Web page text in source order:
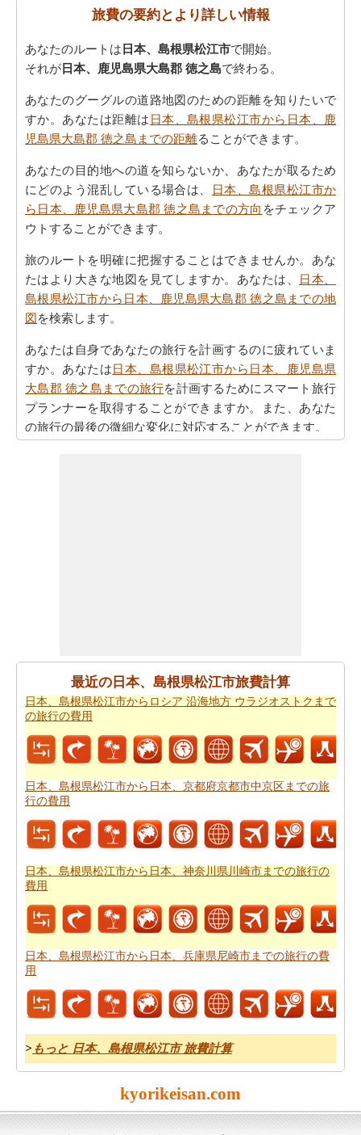
旅費の要約とより詳しい情報
あなたのルートは 日本、島根県松江市で開始。
それが 日本、鹿児島県大島郡 徳之島で終わる。
あなたのグーグルの道路地図のための距離を知りたいで
すか。あなたは距離は 日本、島根県松江市から日本、鹿
児島県大島郡 徳之島までの距離ることができます。
あなたの目的地への道を知らないか、あなたが取るため
にどのよう混乱している場合は、
日本、島根県松江市か
ら日本、鹿児島県大島郡 徳之島までの方向 をチェックア
ウトすることができます。
旅のルートを明確に把握することはできませんか。あな
たはより大きな地図を見てしますか。あなたは、
日本、
島根県松江市から日本、鹿児島県大島郡 徳之島までの地
図を検索します。
あなたは自身であなたの旅行を計画するのに疲れていま
すか。あなたは日本、島根県松江市から日本、鹿児島県
大島郡 徳之島までの旅行を計画するためにスマート旅行
プランナーを取得することができますか。また、あなた
の旅行の最後の微細な変化に対応することができます。
日本、島根県松江市から日本、鹿児島県大島郡 徳
之島までの飛行時間を得ることができます。
可能性を知りたいことを決定した場合、あなたの日本、
島根県松江市から日本、鹿児島県大島郡 徳之島までの道
路ルートプランを計画し、あなたのルートプランナーを
使用することができます。
最近の日本、島根県松江市旅費計算
日本、島根県松江市からロシア 沿海地方 ウラジオストクまで
の旅行の費用
日本、島根県松江市から日本、京都府京都市中京区までの旅
行の費用
日本、島根県松江市から日本、神奈川県川崎市までの旅行の
費用
日本、島根県松江市から日本、兵庫県尼崎市までの旅行の費
用
> もっと 日本、島根県松江市 旅費計算
kyorikeisan.com